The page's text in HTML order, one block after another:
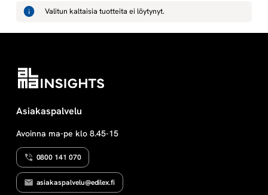
k
u
n
t
a
s
K
U
T
T
E
L
Valitun kaltaisia tuotteita ei löytynyt.
Asiakaspalvelu
Avoinna ma-pe klo 8.45-15
0800 141 070
asiakaspalvelu@edilex.fi